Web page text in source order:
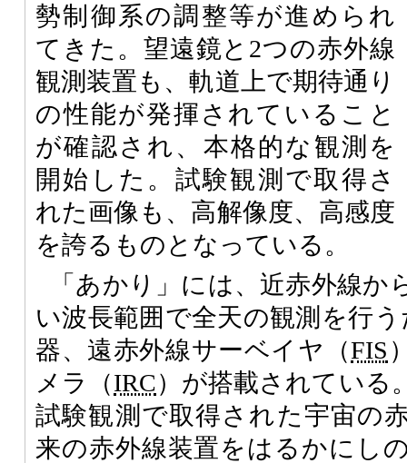
勢制御系の調整等が進められ
てきた。望遠鏡と2つの赤外線
観測装置も、軌道上で期待通り
の性能が発揮されていること
が確認され、本格的な観測を
開始した。試験観測で取得さ
れた画像も、高解像度、高感度
を誇るものとなっている。
「あかり」には、近赤外線か
い波長範囲で全天の観測を行
器、遠赤外線サーベイヤ（FIS
メラ（IRC）が搭載されている
試験観測で取得された宇宙の
来の赤外線装置をはるかにし